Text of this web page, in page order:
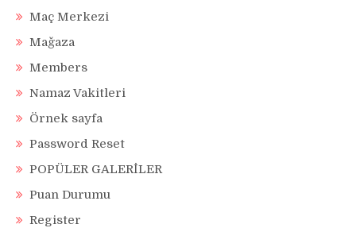
Maç Merkezi
Mağaza
Members
Namaz Vakitleri
Örnek sayfa
Password Reset
POPÜLER GALERİLER
Puan Durumu
Register